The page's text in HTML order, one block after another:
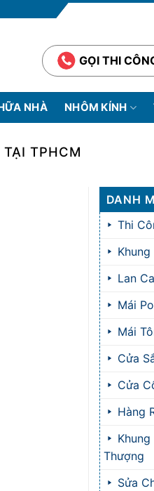
GỌI THI
NHÀ NHÔM KÍNH
TPHCM
DANH
Thi
Lan
Mái
Mái
Cửa
Cửa
Hàng
Khung
Thượng
Sửa